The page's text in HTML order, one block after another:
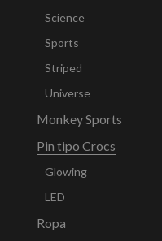
Science
Sports
Striped
Universe
Monkey Sports
Pin tipo Crocs
Glowing
LED
Ropa